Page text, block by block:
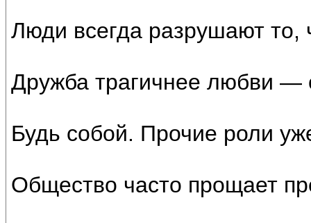
Люди всегда разрушают то,
Дружба трагичнее любви —
Будь собой. Прочие роли
Общество часто прощает